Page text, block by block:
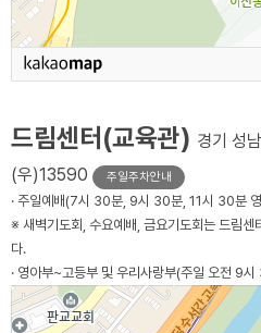
드림센터(교육관) 경기 성
(우)13590
주일주차안내
· 주일예배(7시 30분, 9시 30분, 11시 30분
※ 새벽기도회, 수요예배, 금요기도회는 드림센
다.
· 영아부~고등부 및 우리사랑부(주일 오전 9